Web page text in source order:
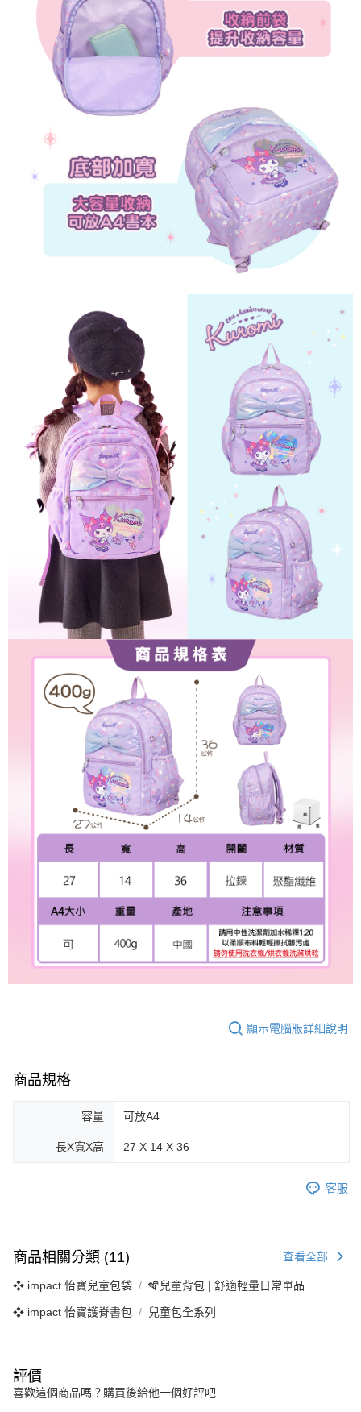
顯示電腦版詳細說明
商品規格
容量 可放A4
長X寬X高 27 X 14 X 36
客服
商品相關分類 (11) 查看全部
❖ impact 怡寶兒童包袋 🪇兒童背包 | 舒適輕量日常單品
❖ impact 怡寶護脊書包 兒童包全系列
評價
喜歡這個商品嗎？購買後給他一個好評吧